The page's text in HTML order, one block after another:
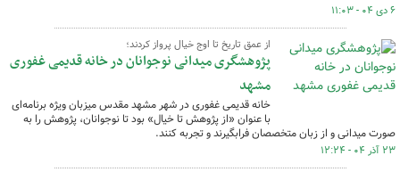
۶ دی ۰۴ - ۱۱:۰۳
از عمق تاریخ تا اوج خیال پرواز کردند؛‌
پژوهشگری میدانی نوجوانان در خانه قدیمی غفوری
مشهد
خانه قدیمی غفوری در شهر مشهد مقدس میزبان ویژه برنامه‌ای
با عنوان «از پژوهش تا خیال» بود تا نوجوانان، پژوهش را به
صورت میدانی و از زبان متخصصان فرابگیرند و تجربه کنند.
۲۳ آذر ۰۴ - ۱۲:۲۴